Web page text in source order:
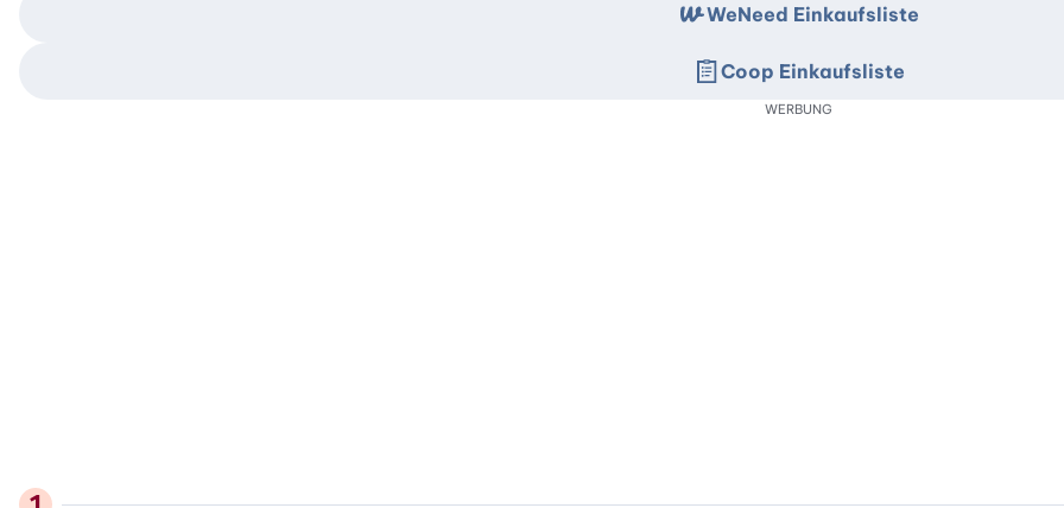
WeNeed Einkaufsliste
Coop Einkaufsliste
WERBUNG